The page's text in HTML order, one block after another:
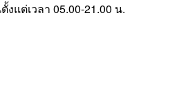
แต่เวลา 05.00-21.00 น.